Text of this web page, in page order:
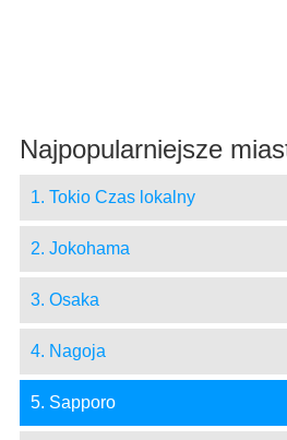
Najpopularniejsze
1. Tokio Czas lokalny
2. Jokohama
3. Osaka
4. Nagoja
5. Sapporo